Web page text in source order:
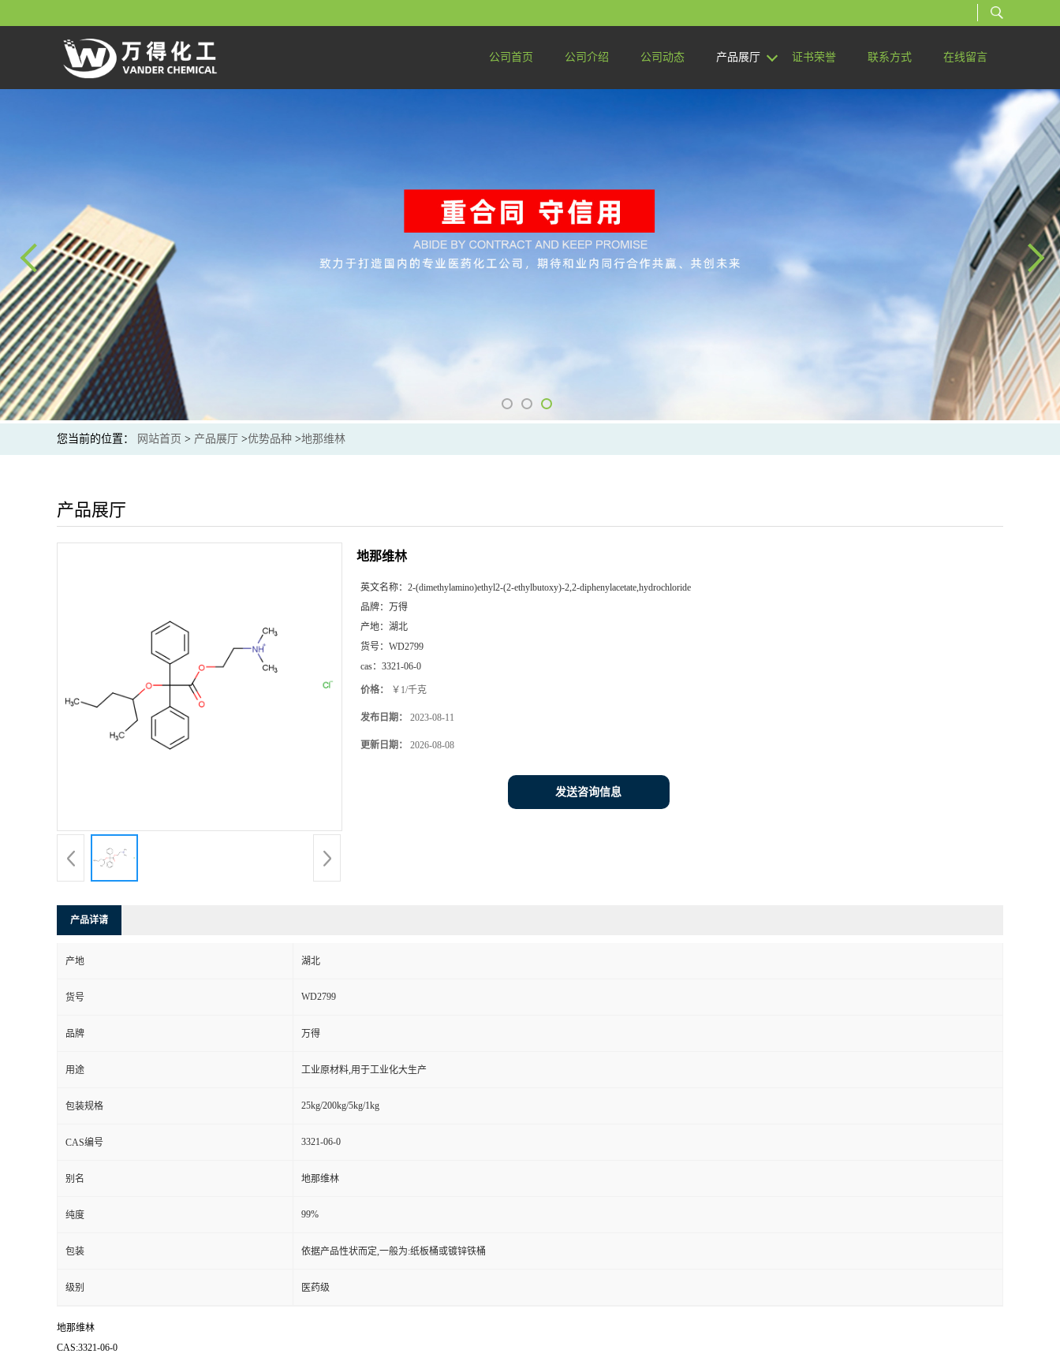
公司首页 公司介绍 公司动态 产品展厅 证书荣誉 联系方式 在线留言
您当前的位置： 网站首页 > 产品展厅 >优势品种 >地那维林
产品展厅
地那维林
英文名称： 2-(dimethylamino)ethyl2-(2-ethylbutoxy)-2,2-diphenylacetate,hydrochloride
品牌： 万得
产地： 湖北
货号： WD2799
cas： 3321-06-0
价格： ￥1/千克
发布日期： 2023-08-11
更新日期： 2026-08-08
发送咨询信息
产品详请
产地 湖北
货号 WD2799
品牌 万得
用途 工业原材料,用于工业化大生产
包装规格 25kg/200kg/5kg/1kg
CAS编号 3321-06-0
别名 地那维林
纯度 99%
包装 依据产品性状而定,一般为:纸板桶或镀锌铁桶
级别 医药级
地那维林
CAS:3321-06-0